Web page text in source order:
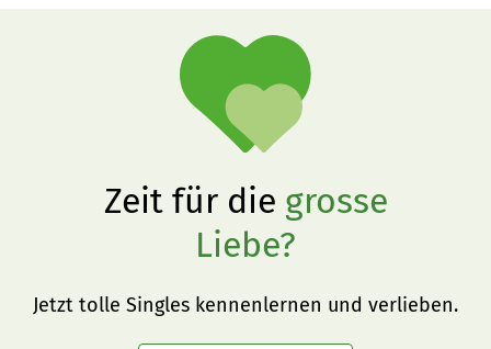
Zeit für die grosse
Liebe?
Jetzt tolle Singles kennenlernen und verlieben.